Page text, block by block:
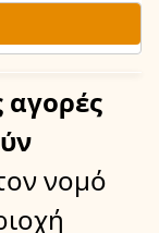
αγορές
νομό